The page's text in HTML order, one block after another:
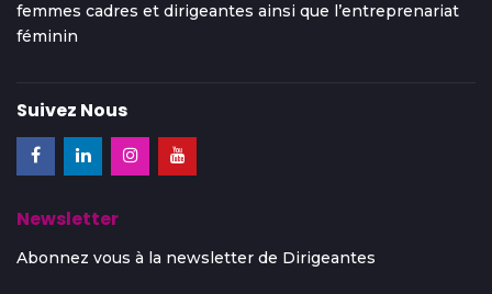
femmes cadres et dirigeantes ainsi que l’entreprenariat
féminin
Suivez Nous
Newsletter
Abonnez vous à la newsletter de Dirigeantes